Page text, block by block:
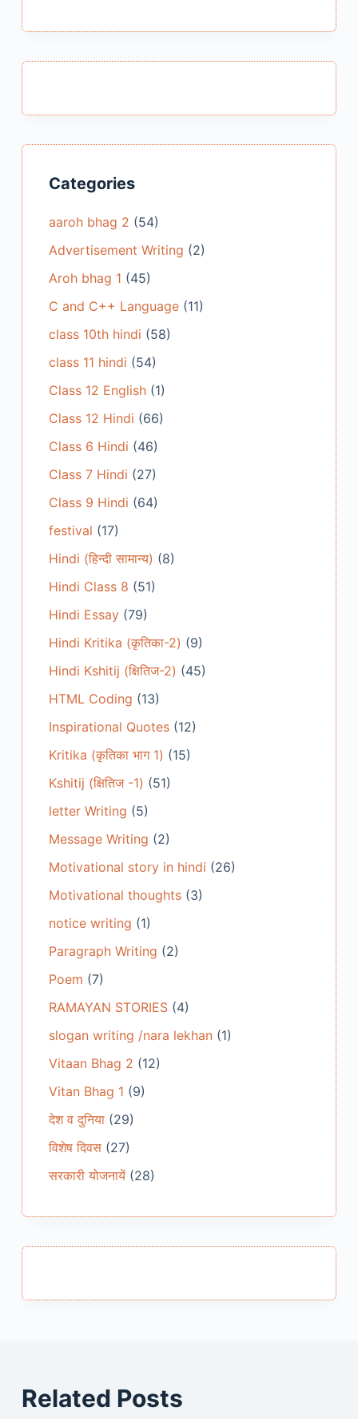
Categories
aaroh bhag 2 (54)
Advertisement Writing (2)
Aroh bhag 1 (45)
C and C++ Language(11)
class 10th hindi (58)
class 11 hindi (54)
Class 12 English(1)
Class 12 Hindi (66)
Class 6 Hindi (46)
Class 7 Hindi (27)
Class 9 Hindi (64)
festival (17)
Hindi (हिन्दी सामान्य) (8)
Hindi Class 8 (51)
Hindi Essay(79)
Hindi Kritika (कृतिका-2) (9)
Hindi Kshitij (क्षितिज-2) (45)
HTML Coding (13)
Inspirational Quotes(12)
Kritika (कृतिका भाग 1) (15)
Kshitij (क्षितिज -1) (51)
letter Writing (5)
Message Writing (2)
Motivational story in hindi (26)
Motivational thoughts(3)
notice writing (1)
Paragraph Writing (2)
Poem (7)
RAMAYAN STORIES(4)
slogan writing /nara lekhan(1)
Vitaan Bhag 2 (12)
Vitan Bhag 1 (9)
देश व दुनिया(29)
विशेष दिवस(27)
सरकारी योजनायें(28)
Related Posts